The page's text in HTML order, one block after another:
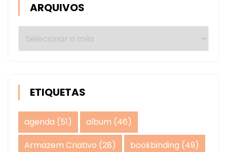
ARQUIVOS
Arquivos
ETIQUETAS
agenda (51) album (46)
Armazem Criativo (28) bookbinding (49)